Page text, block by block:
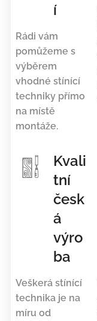
í
Rádi vám
pomůžeme s
výběrem
vhodné stínící
techniky přímo
na místě
montáže.
Kvali
tní
česk
á
výro
ba
Veškerá stínící
technika je na
míru od